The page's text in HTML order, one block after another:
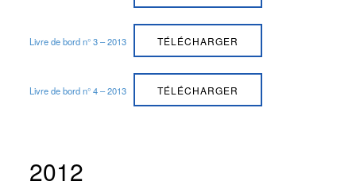
Livre de bord n° 3 – 2013 TÉLÉCHARGER
Livre de bord n° 4 – 2013 TÉLÉCHARGER
2012